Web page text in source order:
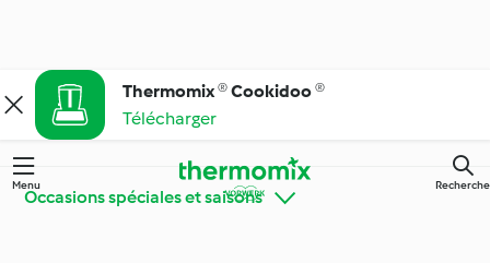
Thermomix ® Cookidoo ®
Télécharger
Menu Recherche
Occasions spéciales et saisons